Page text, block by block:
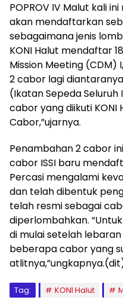
POPROV IV Malut kali
akan mendaftarkan
sebagaimana jenis
KONI Halut mendaftar
Mission Meeting (CDM)
2 cabor lagi diantaranya
(Ikatan Sepeda
cabor yang diikuti KONI
Cabor,”ujarnya.
Penambahan 2 cabor
cabor ISSI baru
Percasi mengalami
dan telah dibentuk
telah resmi sebagai
diperlombahkan.
di mulai setelah
beberapa cabor yang
Tag: KONI Halut